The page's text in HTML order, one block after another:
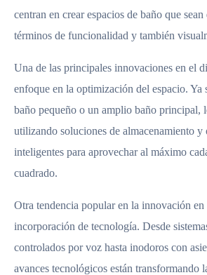
centran en crear espacios de baño que sean
términos de funcionalidad y también
Una de las principales innovaciones en el
enfoque en la optimización del espacio. Ya
baño pequeño o un amplio baño principal,
utilizando soluciones de almacenamiento y
inteligentes para aprovechar al máximo
cuadrado.
Otra tendencia popular en la innovación en
incorporación de tecnología. Desde
controlados por voz hasta inodoros con
avances tecnológicos están transformando